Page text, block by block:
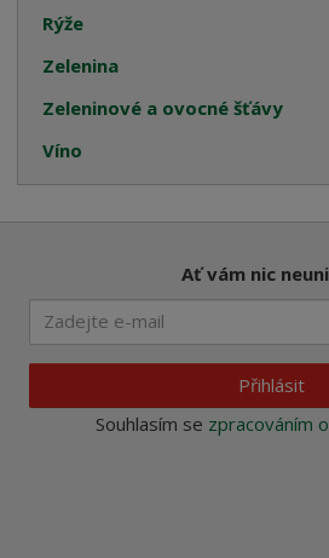
Rýže
Zelenina
Zeleninové a ovocné šťávy
Víno
Ať vám nic
Přihlásit
Souhlasím se zpracováním